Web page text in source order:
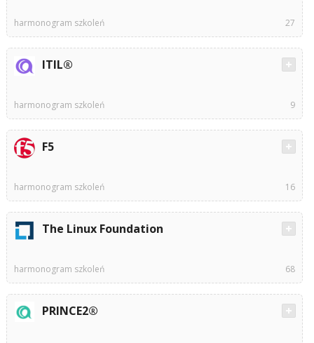
harmonogram szkoleń 27
ITIL®
harmonogram szkoleń 9
F5
harmonogram szkoleń 16
The Linux Foundation
harmonogram szkoleń 68
PRINCE2®